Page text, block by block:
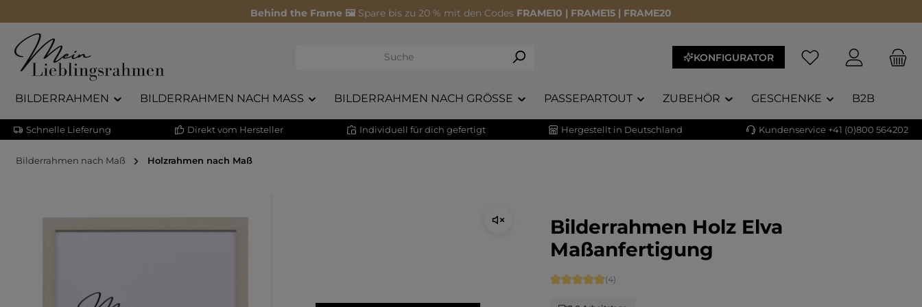
Behind the Frame 🖼️ Spare bis zu 20 % mit den Codes FRAME10 | FRAME15 | FRAME20
KONFIGURATOR
BILDERRAHMEN BILDERRAHMEN NACH MASS BILDERRAHMEN NACH GRÖSSE PASSEPARTOUT ZUBEHÖR GESCHENKE B2B
Schnelle Lieferung Direkt vom Hersteller Individuell für dich gefertigt Hergestellt in Deutschland Kundenservice +41 (0)800 564202
Bilderrahmen nach Maß Holzrahmen nach Maß
Bilderrahmen Holz Elva
Maßanfertigung
Durchschnittliche Bewertung von 5 von 5 Sternen
(4)